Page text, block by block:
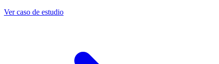
Ver caso de estudio